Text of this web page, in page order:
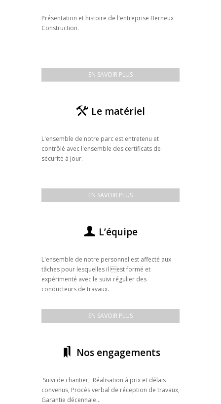
Présentation et histoire de l'entreprise Berneux
Construction.
EN SAVOIR PLUS
Le matériel
L'ensemble de notre parc est entretenu et
contrôlé avec l'ensemble des certificats de
sécurité à jour.
EN SAVOIR PLUS
L’équipe
L'ensemble de notre personnel est affecté aux
tâches pour lesquelles il est formé et
expérimenté avec le suivi régulier des
conducteurs de travaux.
EN SAVOIR PLUS
Nos engagements
Suivi de chantier, Réalisation à prix et délais
convenus, Procès verbal de réception de travaux,
Garantie décennale...